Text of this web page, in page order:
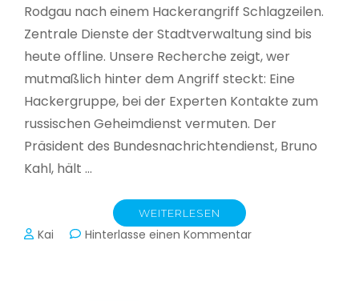
Rodgau nach einem Hackerangriff Schlagzeilen.
Zentrale Dienste der Stadtverwaltung sind bis
heute offline. Unsere Recherche zeigt, wer
mutmaßlich hinter dem Angriff steckt: Eine
Hackergruppe, bei der Experten Kontakte zum
russischen Geheimdienst vermuten. Der
Präsident des Bundesnachrichtendienst, Bruno
Kahl, hält …
WEITERLESEN
Kai Hinterlasse einen Kommentarzu